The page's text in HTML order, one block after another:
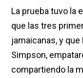
La prueba tuvo la
que las tres
jamaicanas, y
Simpson,
compartiendo la